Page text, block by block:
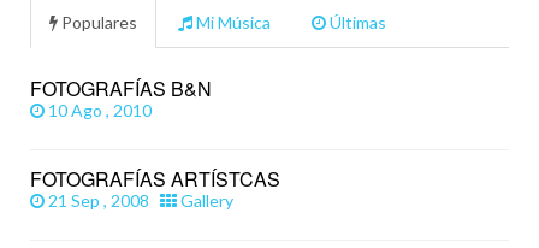
Populares Mi Música Últimas
FOTOGRAFÍAS B&N
10 Ago , 2010
FOTOGRAFÍAS ARTÍSTCAS
21 Sep , 2008 Gallery